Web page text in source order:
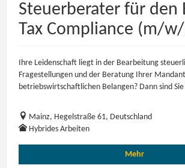
Steuerberater für den
Tax Compliance (m/
Ihre Leidenschaft liegt in der Bearbeitung
Fragestellungen und der Beratung Ihrer
betriebswirtschaftlichen Belangen? Dann sind
Mainz, Hegelstraße 61, Deutschland
Hybrides Arbeiten
Mehr